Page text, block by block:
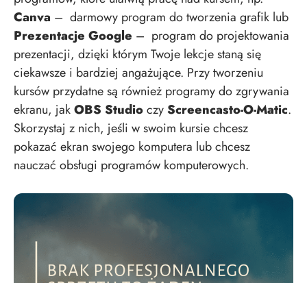
Canva – darmowy program do tworzenia grafik lub
Prezentacje Google – program do projektowania
prezentacji, dzięki którym Twoje lekcje staną się
ciekawsze i bardziej angażujące. Przy tworzeniu
kursów przydatne są również programy do zgrywania
ekranu, jakOBS StudioczyScreencasto-O-Matic.
Skorzystaj z nich, jeśli w swoim kursie chcesz
pokazać ekran swojego komputera lub chcesz
nauczać obsługi programów komputerowych.